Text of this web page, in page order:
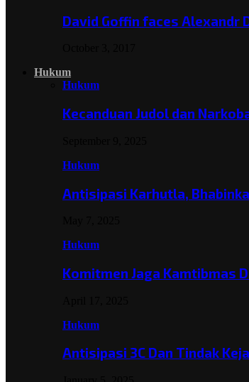
David Goffin faces Alexandr
Hukum
Hukum
Kecanduan Judol dan
Hukum
Antisipasi Karhutla,
Hukum
Komitmen Jaga Kamtibmas
Hukum
Antisipasi 3C Dan Tindak